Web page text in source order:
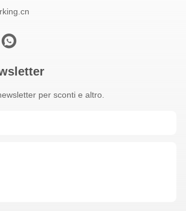
per sconti e altro.